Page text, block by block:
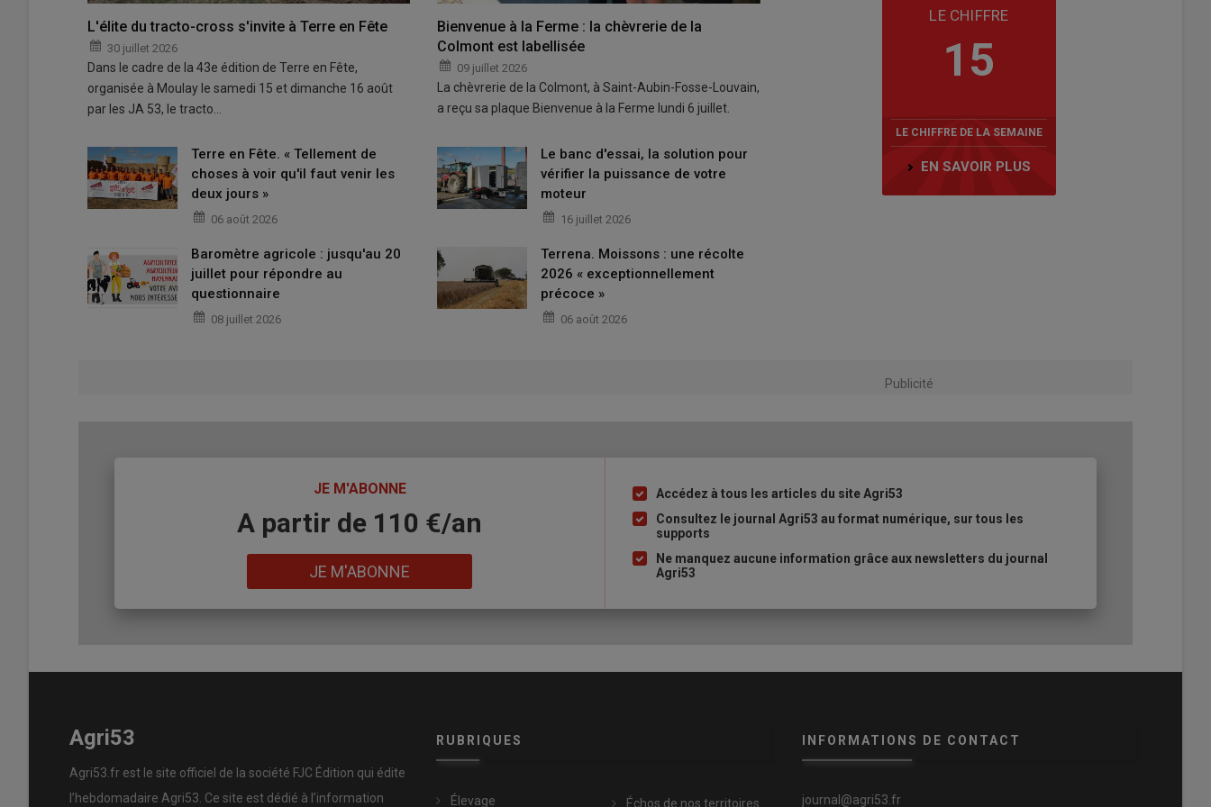
L'élite du tracto-cross s'invite à Terre en Fête
30 juillet 2026
Dans le cadre de la 43e édition de Terre en Fête,
organisée à Moulay le samedi 15 et dimanche 16 août
par les JA 53, le tracto…
Bienvenue à la Ferme : la chèvrerie de la
Colmont est labellisée
09 juillet 2026
La chèvrerie de la Colmont, à Saint-Aubin-Fosse-Louvain,
a reçu sa plaque Bienvenue à la Ferme lundi 6 juillet.
Terre en Fête. « Tellement de
choses à voir qu'il faut venir les
deux jours »
06 août 2026
Le banc d'essai, la solution pour
vérifier la puissance de votre
moteur
16 juillet 2026
Baromètre agricole : jusqu'au 20
juillet pour répondre au
questionnaire
08 juillet 2026
Terrena. Moissons : une récolte
2026 « exceptionnellement
précoce »
06 août 2026
LE CHIFFRE
15
LE CHIFFRE DE LA SEMAINE
EN SAVOIR PLUS
Publicité
JE M'ABONNE
A partir de 110 €/an
JE M'ABONNE
Liste
à
puce
Accédez à tous les articles du site Agri53
Consultez le journal Agri53 au format numérique, sur tous les
supports
Ne manquez aucune information grâce aux newsletters du journal
Agri53
Agri53
Agri53.fr est le site officiel de la société FJC Édition qui édite
l’hebdomadaire Agri53. Ce site est dédié à l’information
RUBRIQUES
Élevage Échos de nos territoires
INFORMATIONS DE CONTACT
journal@agri53.fr